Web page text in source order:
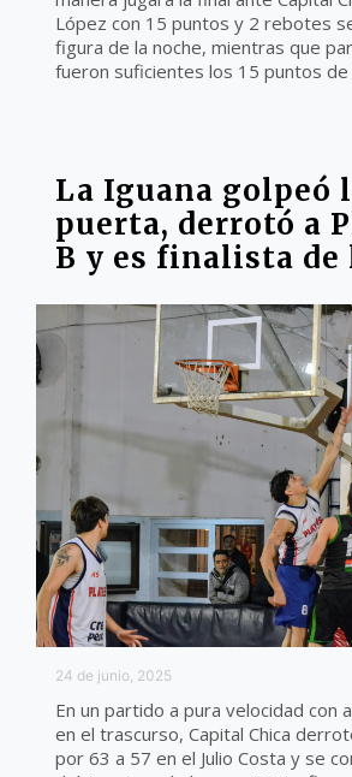
López con 15 puntos y 2 rebotes
figura de la noche, mientras que
fueron suficientes los 15 puntos de
La Iguana golpeó
puerta, derrotó a
B y es finalista de
24 de junio, 2025
En un partido a pura velocidad con
en el trascurso, Capital Chica
por 63 a 57 en el Julio Costa y se